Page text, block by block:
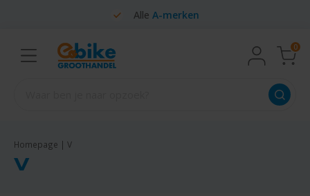
Alle A-merken
0
Homepage | V
V